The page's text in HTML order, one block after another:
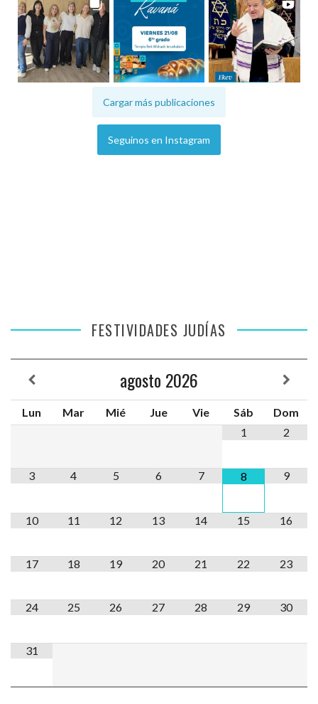
Cargar más publicaciones
Seguinos en Instagram
FESTIVIDADES JUDÍAS
agosto 2026
Lun Mar Mié Jue Vie Sáb
Dom
1
2
3 4 5 6 7 8 9
10 11 12 13 14 15 16
17 18 19 20 21 22 23
24 25 26 27 28 29 30
31